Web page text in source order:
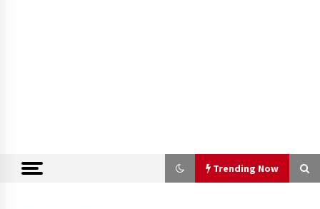
Trending Now